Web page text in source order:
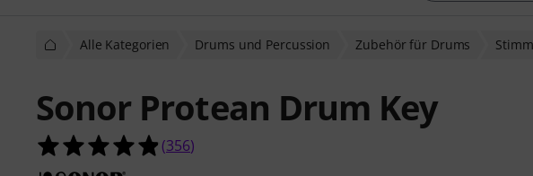
Alle Kategorien Drums und Percussion Zubehör für Drums
Sonor Protean Drum Key
4.9 von 5 Sternen aus 356 Kundenbewertungen
(356)